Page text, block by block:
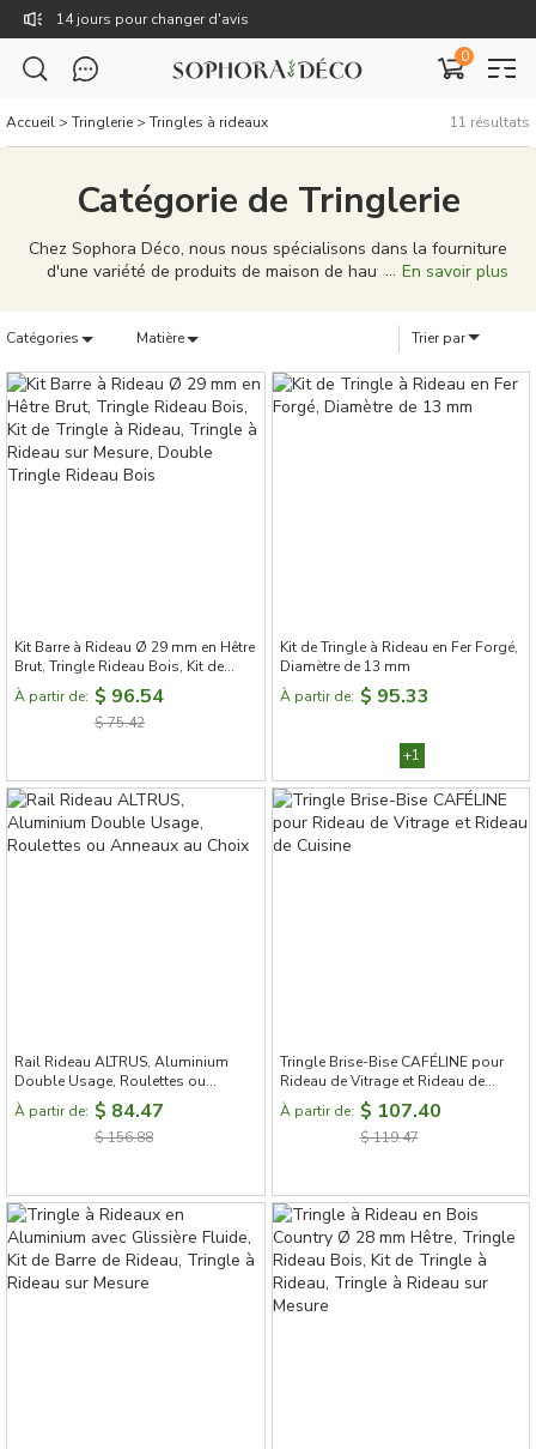
14 jours pour changer d'avis
Livraison gratuite dès 59€
Rejoignez Sophora Déco pour des coupons exclusifs !
0
Accueil > Tringlerie > Tringles à rideaux 11 résultats
Catégorie de Tringlerie
Chez Sophora Déco, nous nous spécialisons dans la fourniture
d'une variété de produits de maison de haute qualité pour
notre gamme de produits est conçue pour porter votre vie à
seulement bien conçus, mais aussi de qualité supérieure,
capables de donner à votre maison une personnalité et un
style uniques. Nous nous efforçons de fournir une solution
complète, que vous cherchiez à meubler une nouvelle maison
ou à simplement mettre à jour votre décoration existante. Chez
En savoir plus
Catégories Matière Trier par
Kit Barre à Rideau Ø 29 mm en Hêtre
Brut, Tringle Rideau Bois, Kit de
Tringle à Rideau, Tringle à Rideau
sur Mesure, Double Tringle Rideau
À partir de: $ 96.54
$ 75.42
Kit de Tringle à Rideau en Fer Forgé,
Diamètre de 13 mm
À partir de: $ 95.33
+1
Rail Rideau ALTRUS, Aluminium
Double Usage, Roulettes ou
Anneaux au Choix
À partir de: $ 84.47
$ 156.88
Tringle Brise-Bise CAFÉLINE pour
Rideau de Vitrage et Rideau de
Cuisine
À partir de: $ 107.40
$ 119.47